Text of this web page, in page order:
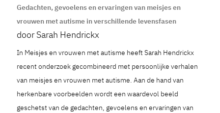
Gedachten, gevoelens en ervaringen van meisjes en
vrouwen met autisme in verschillende levensfasen
door Sarah Hendrickx
In Meisjes en vrouwen met autisme heeft Sarah Hendrickx
recent onderzoek gecombineerd met persoonlijke verhalen
van meisjes en vrouwen met autisme. Aan de hand van
herkenbare voorbeelden wordt een waardevol beeld
geschetst van de gedachten, gevoelens en ervaringen van